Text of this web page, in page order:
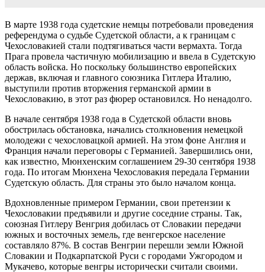
В марте 1938 года судетские немцы потребовали проведения
референдума о судьбе Судетской области, а к границам с
Чехословакией стали подтягиваться части вермахта. Тогда
Прага провела частичную мобилизацию и ввела в Судетскую
область войска. Но поскольку большинство европейских
держав, включая и главного союзника Гитлера Италию,
выступили против вторжения германской армии в
Чехословакию, в этот раз фюрер остановился. Но ненадолго.
В начале сентября 1938 года в Судетской области вновь
обострилась обстановка, начались столкновения немецкой
молодежи с чехословацкой армией. На этом фоне Англия и
Франция начали переговоры с Германией. Завершились они,
как известно, Мюнхенским соглашением 29-30 сентября 1938
года. По итогам Мюнхена Чехословакия передала Германии
Судетскую область. Для страны это было началом конца.
Вдохновленные примером Германии, свои претензии к
Чехословакии предъявили и другие соседние страны. Так,
союзная Гитлеру Венгрия добилась от Словакии передачи
южных и восточных земель, где венгерское население
составляло 87%. В состав Венгрии перешли земли Южной
Словакии и Подкарпатской Руси с городами Ужгородом и
Мукачево, которые венгры исторически считали своими.